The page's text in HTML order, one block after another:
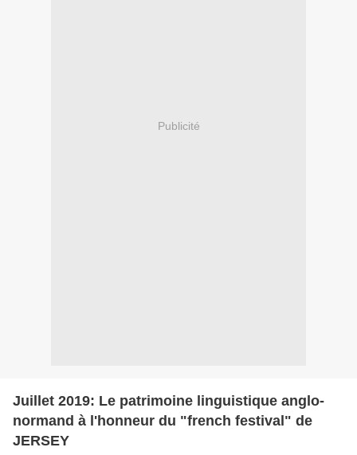
Publicité
Juillet 2019: Le patrimoine linguistique anglo-
normand à l'honneur du "french festival" de
JERSEY